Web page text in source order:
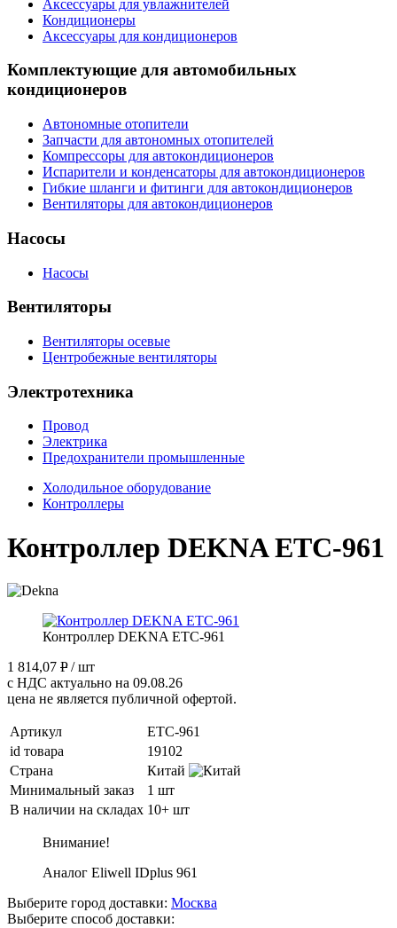
Аксессуары для увлажнителей
Кондиционеры
Аксессуары для кондиционеров
Комплектующие для автомобильных
кондиционеров
Автономные отопители
Запчасти для автономных отопителей
Компрессоры для автокондиционеров
Испарители и конденсаторы для автокондиционеров
Гибкие шланги и фитинги для автокондиционеров
Вентиляторы для автокондиционеров
Насосы
Насосы
Вентиляторы
Вентиляторы осевые
Центробежные вентиляторы
Электротехника
Провод
Электрика
Предохранители промышленные
Холодильное оборудование
Контроллеры
Контроллер DEKNA ETC-961
Контроллер DEKNA ETC-961
1 814,07 P / шт
с НДС актуально на 09.08.26
цена не является публичной офертой.
Артикул
ETC-961
id товара
19102
Страна
Китай
Минимальный заказ
1 шт
В наличии на складах 10+ шт
Внимание!
Аналог Eliwell IDplus 961
Выберите город доставки: Москва
Выберите способ доставки: